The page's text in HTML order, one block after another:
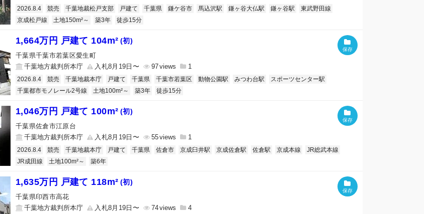
2026.8.4 競売 千葉地裁松戸支部 戸建て 千葉県 鎌ケ谷市 馬込沢駅 鎌ヶ谷大仏駅 鎌ヶ谷駅
東武野田線
京成松戸線
土地150m²～ 築3年 徒歩15分
1,664万円 戸建て 104m² (初)
千葉県千葉市若葉区愛生町
千葉地方裁判所本庁
入札8月19日〜 97 1
2026.8.4 競売 千葉地裁本庁 戸建て 千葉県 千葉市若葉区 動物公園駅 みつわ台駅
スポーツセンター駅
千葉都市モノレール2号線
土地100m²～ 築3年 徒歩15分
1,046万円 戸建て 100m² (初)
千葉県佐倉市江原台
千葉地方裁判所本庁
入札8月19日〜 55 1
2026.8.4 競売 千葉地裁本庁 戸建て 千葉県 佐倉市 京成臼井駅 京成佐倉駅 佐倉駅 京成本線
JR総武本線
JR成田線
土地100m²～ 築6年
1,635万円 戸建て 118m² (初)
千葉県印西市高花
千葉地方裁判所本庁
入札8月19日〜 74 4